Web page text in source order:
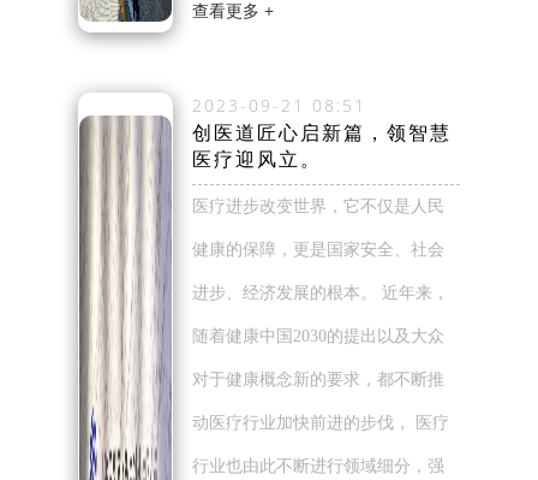
查看更多 +
2023-09-21 08:51
创医道匠心启新篇，领智慧
医疗迎风立。
医疗进步改变世界，它不仅是人民
健康的保障，更是国家安全、社会
进步、经济发展的根本。 近年来，
随着健康中国2030的提出以及大众
对于健康概念新的要求，都不断推
动医疗行业加快前进的步伐， 医疗
行业也由此不断进行领域细分，强